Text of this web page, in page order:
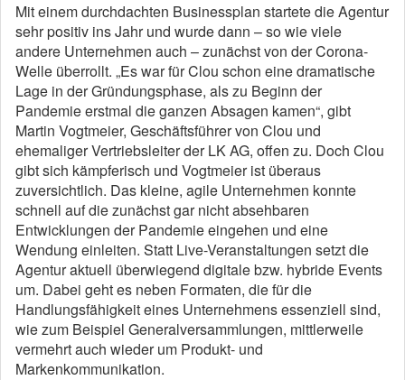
Mit einem durchdachten Businessplan startete die Agentur
sehr positiv ins Jahr und wurde dann – so wie viele
andere Unternehmen auch – zunächst von der Corona-
Welle überrollt. „Es war für Clou schon eine dramatische
Lage in der Gründungsphase, als zu Beginn der
Pandemie erstmal die ganzen Absagen kamen“, gibt
Martin Vogtmeier, Geschäftsführer von Clou und
ehemaliger Vertriebsleiter der LK AG, offen zu. Doch Clou
gibt sich kämpferisch und Vogtmeier ist überaus
zuversichtlich. Das kleine, agile Unternehmen konnte
schnell auf die zunächst gar nicht absehbaren
Entwicklungen der Pandemie eingehen und eine
Wendung einleiten. Statt Live-Veranstaltungen setzt die
Agentur aktuell überwiegend digitale bzw. hybride Events
um. Dabei geht es neben Formaten, die für die
Handlungsfähigkeit eines Unternehmens essenziell sind,
wie zum Beispiel Generalversammlungen, mittlerweile
vermehrt auch wieder um Produkt- und
Markenkommunikation.